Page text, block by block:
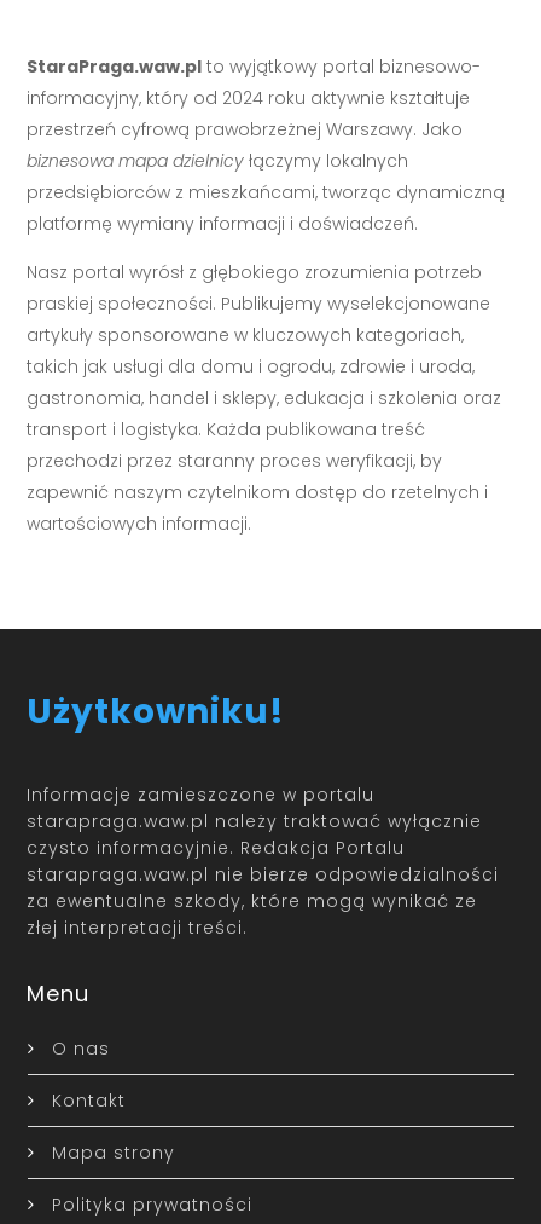
StaraPraga.waw.pl to wyjątkowy portal biznesowo-
informacyjny, który od 2024 roku aktywnie kształtuje
przestrzeń cyfrową prawobrzeżnej Warszawy. Jako
biznesowa mapa dzielnicy łączymy lokalnych
przedsiębiorców z mieszkańcami, tworząc dynamiczną
platformę wymiany informacji i doświadczeń.
Nasz portal wyrósł z głębokiego zrozumienia potrzeb
praskiej społeczności. Publikujemy wyselekcjonowane
artykuły sponsorowane w kluczowych kategoriach,
takich jak usługi dla domu i ogrodu, zdrowie i uroda,
gastronomia, handel i sklepy, edukacja i szkolenia oraz
transport i logistyka. Każda publikowana treść
przechodzi przez staranny proces weryfikacji, by
zapewnić naszym czytelnikom dostęp do rzetelnych i
wartościowych informacji.
Użytkowniku!
Informacje zamieszczone w portalu
starapraga.waw.pl należy traktować wyłącznie
czysto informacyjnie. Redakcja Portalu
starapraga.waw.pl nie bierze odpowiedzialności
za ewentualne szkody, które mogą wynikać ze
złej interpretacji treści.
Menu
O nas
Kontakt
Mapa strony
Polityka prywatności